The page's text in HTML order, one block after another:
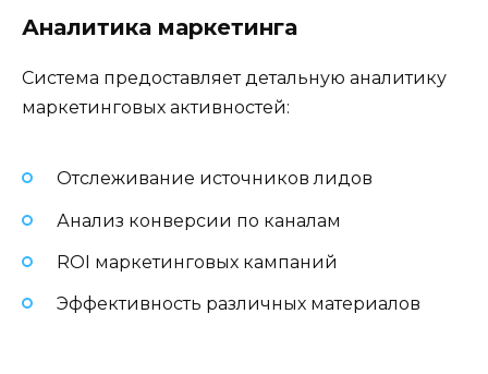
Аналитика маркетинга
Система предоставляет детальную аналитику
маркетинговых активностей:
Отслеживание источников лидов
Анализ конверсии по каналам
ROI маркетинговых кампаний
Эффективность различных материалов